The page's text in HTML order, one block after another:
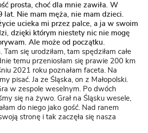
prosta, choć dla mnie zawiła. W
lat. Nie mam męża, nie mam dzieci.
ucieka mi przez palce, a ja w swoim
dzięki którym niestety nic nie mogę
Ale może od początku.
Tam się urodziłam, tam spędziłam całe
temu przeniosłam się prawie 200 km
2021 roku poznałam faceta. Na
pisać. Ja ze Śląska, on z Małopolski.
w zespole weselnym. Po dwóch
się na żywo. Grał na Śląsku wesele,
do niego jako gość. Nad ranem
stronę i tak zaczęła się nasza